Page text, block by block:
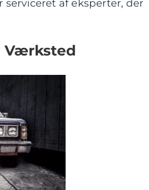
af eksperter, der
Værksted